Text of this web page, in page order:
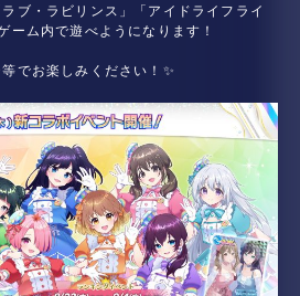
ブ・ラビリンス」「アイドライフライ
ーム内で遊べようになります！
でお楽しみください！✨